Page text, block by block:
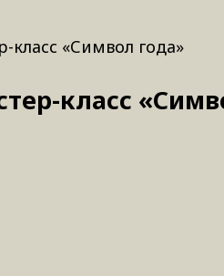
класс «Символ года»
класс